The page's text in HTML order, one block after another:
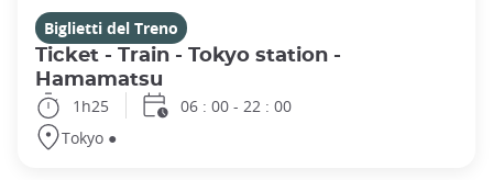
Biglietti del Treno
Ticket - Train - Tokyo station -
Hamamatsu
1h25
06 : 00 - 22 : 00
Tokyo ●